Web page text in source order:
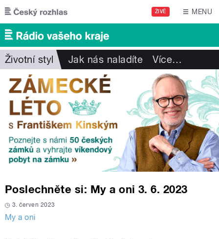
Přejít k hlavnímu obsahu
ŽIVĚ MENU
Životní styl Jak nás naladíte Více…
Poslechněte si: My a oni 3. 6. 2023
3. červen 2023
My a oni